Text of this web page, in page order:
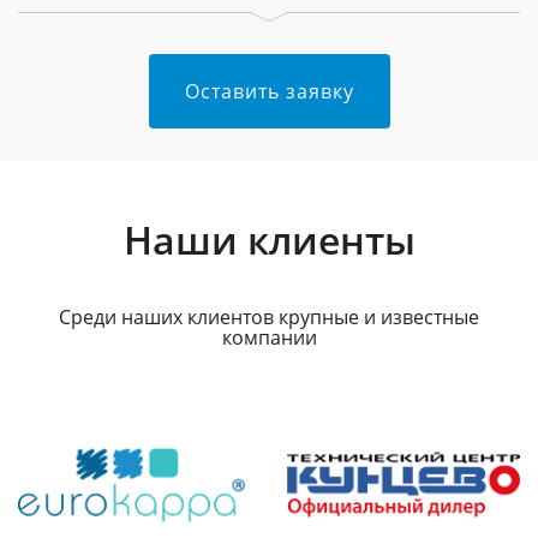
Оставить заявку
Наши клиенты
Среди наших клиентов крупные и известные
компании